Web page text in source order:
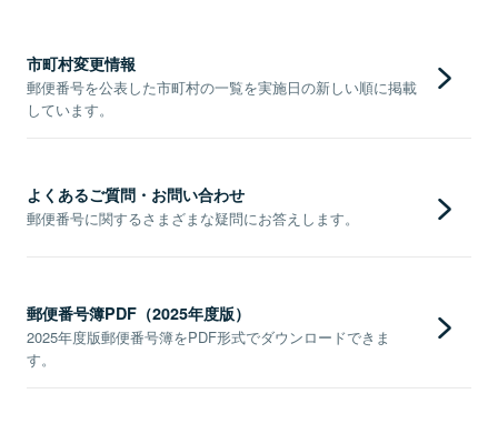
市町村変更情報
郵便番号を公表した市町村の一覧を実施日の新しい順に掲載
しています。
よくあるご質問・お問い合わせ
郵便番号に関するさまざまな疑問にお答えします。
郵便番号簿PDF（2025年度版）
2025年度版郵便番号簿をPDF形式でダウンロードできま
す。